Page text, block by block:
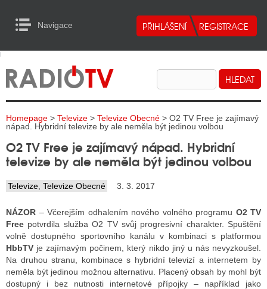
Navigace
RADIA
TELEVIZE
INTERNET
TISK
RADIA
RÁDIÍ
RÁDIÍ
VYSÍLAČE
to Content
Homepage > Televize > Televize Obecné > O2 TV Free je zajímavý
nápad. Hybridní televize by ale neměla být jedinou volbou
O2 TV Free je zajímavý nápad. Hybridní
televize by ale neměla být jedinou volbou
Televize Televize Obecné 3. 3. 2017
NÁZOR – Včerejším odhalením nového volného programu O2 TV
Free potvrdila služba O2 TV svůj progresivní charakter. Spuštění
volně dostupného sportovního kanálu v kombinaci s platformou
HbbTV je zajímavým počinem, který nikdo jiný u nás nevyzkoušel.
Na druhou stranu, kombinace s hybridní televizí a internetem by
neměla být jedinou možnou alternativu. Placený obsah by mohl být
dostupný i bez nutnosti internetové přípojky – například jako